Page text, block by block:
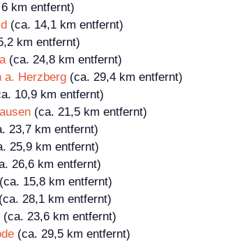
km entfernt)
(ca. 14,1 km entfernt)
km entfernt)
(ca. 24,8 km entfernt)
a. Herzberg (ca. 29,4 km entfernt)
10,9 km entfernt)
(ca. 21,5 km entfernt)
23,7 km entfernt)
25,9 km entfernt)
26,6 km entfernt)
(ca. 15,8 km entfernt)
(ca. 28,1 km entfernt)
(ca. 23,6 km entfernt)
(ca. 29,5 km entfernt)